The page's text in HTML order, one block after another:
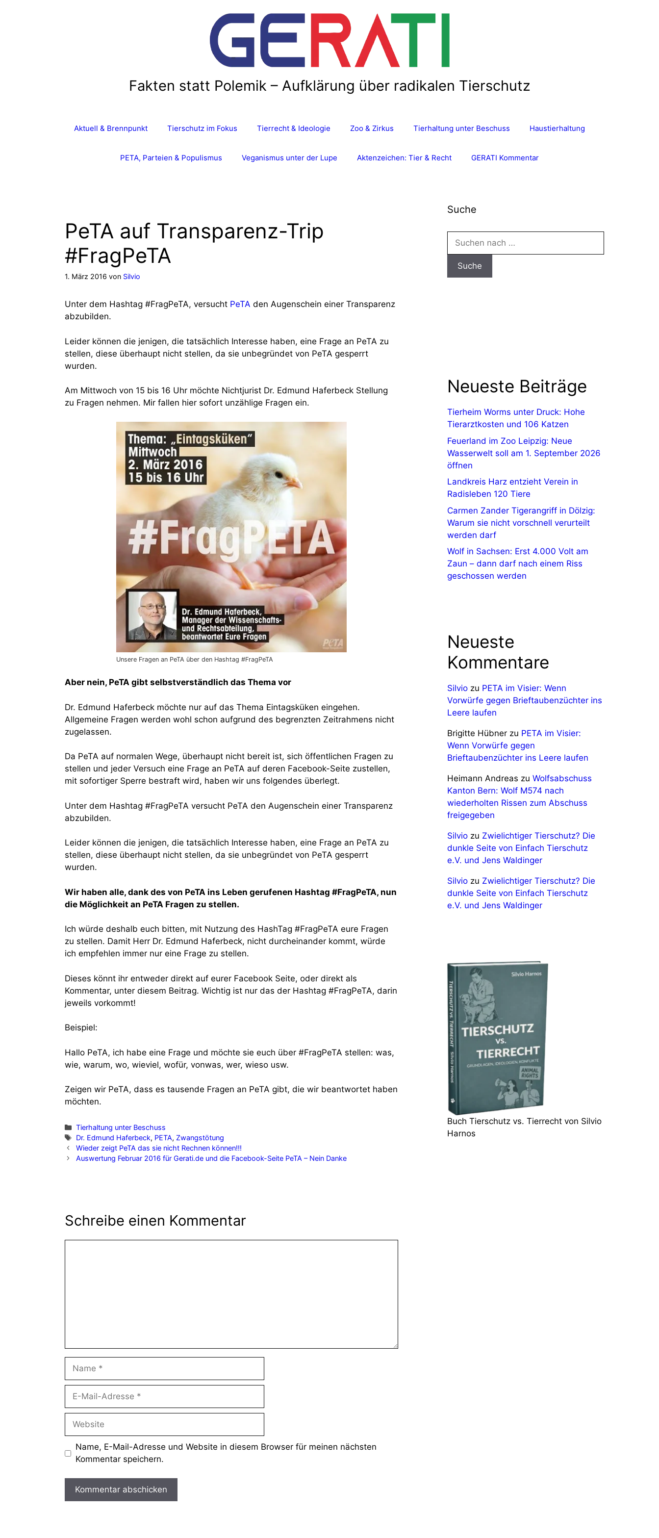
Fakten statt Polemik – Aufklärung über radikalen Tierschutz
Aktuell & Brennpunkt Tierschutz im Fokus Tierrecht & Ideologie Zoo & Zirkus Tierhaltung unter Beschuss Haustierhaltung
PETA, Parteien & Populismus Veganismus unter der Lupe Aktenzeichen: Tier & Recht GERATI Kommentar
PeTA auf Transparenz-Trip
#FragPeTA
1. März 2016 von Silvio
Unter dem Hashtag #FragPeTA, versucht PeTA den Augenschein einer Transparenz
abzubilden.
Leider können die jenigen, die tatsächlich Interesse haben, eine Frage an PeTA zu
stellen, diese überhaupt nicht stellen, da sie unbegründet von PeTA gesperrt
wurden.
Am Mittwoch von 15 bis 16 Uhr möchte Nichtjurist Dr. Edmund Haferbeck Stellung
zu Fragen nehmen. Mir fallen hier sofort unzählige Fragen ein.
Unsere Fragen an PeTA über den Hashtag #FragPeTA
Aber nein, PeTA gibt selbstverständlich das Thema vor
Dr. Edmund Haferbeck möchte nur auf das Thema Eintagsküken eingehen.
Allgemeine Fragen werden wohl schon aufgrund des begrenzten Zeitrahmens nicht
zugelassen.
Da PeTA auf normalen Wege, überhaupt nicht bereit ist, sich öffentlichen Fragen zu
stellen und jeder Versuch eine Frage an PeTA auf deren Facebook-Seite zustellen,
mit sofortiger Sperre bestraft wird, haben wir uns folgendes überlegt.
Unter dem Hashtag #FragPeTA versucht PeTA den Augenschein einer Transparenz
abzubilden.
Leider können die jenigen, die tatsächlich Interesse haben, eine Frage an PeTA zu
stellen, diese überhaupt nicht stellen, da sie unbegründet von PeTA gesperrt
wurden.
Wir haben alle, dank des von PeTA ins Leben gerufenen Hashtag #FragPeTA, nun
die Möglichkeit an PeTA Fragen zu stellen.
Ich würde deshalb euch bitten, mit Nutzung des HashTag #FragPeTA eure Fragen
zu stellen. Damit Herr Dr. Edmund Haferbeck, nicht durcheinander kommt, würde
ich empfehlen immer nur eine Frage zu stellen.
Dieses könnt ihr entweder direkt auf eurer Facebook Seite, oder direkt als
Kommentar, unter diesem Beitrag. Wichtig ist nur das der Hashtag #FragPeTA, darin
jeweils vorkommt!
Beispiel:
Hallo PeTA, ich habe eine Frage und möchte sie euch über #FragPeTA stellen: was,
wie, warum, wo, wieviel, wofür, vonwas, wer, wieso usw.
Zeigen wir PeTA, dass es tausende Fragen an PeTA gibt, die wir beantwortet haben
möchten.
Tierhaltung unter Beschuss
Dr. Edmund Haferbeck, PETA, Zwangstötung
Wieder zeigt PeTA das sie nicht Rechnen können!!!
Auswertung Februar 2016 für Gerati.de und die Facebook-Seite PeTA – Nein Danke
Schreibe einen Kommentar
Name, E-Mail-Adresse und Website in diesem Browser für meinen nächsten
Kommentar speichern.
Suche
Neueste Beiträge
Tierheim Worms unter Druck: Hohe
Tierarztkosten und 106 Katzen
Feuerland im Zoo Leipzig: Neue
Wasserwelt soll am 1. September 2026
öffnen
Landkreis Harz entzieht Verein in
Radisleben 120 Tiere
Carmen Zander Tigerangriff in Dölzig:
Warum sie nicht vorschnell verurteilt
werden darf
Wolf in Sachsen: Erst 4.000 Volt am
Zaun – dann darf nach einem Riss
geschossen werden
Neueste
Kommentare
Silvio zu PETA im Visier: Wenn
Vorwürfe gegen Brieftaubenzüchter ins
Leere laufen
Brigitte Hübner zu PETA im Visier:
Wenn Vorwürfe gegen
Brieftaubenzüchter ins Leere laufen
Heimann Andreas zuWolfsabschuss
Kanton Bern: Wolf M574 nach
wiederholten Rissen zum Abschuss
freigegeben
Silvio zu Zwielichtiger Tierschutz? Die
dunkle Seite von Einfach Tierschutz
e.V. und Jens Waldinger
Silvio zu Zwielichtiger Tierschutz? Die
dunkle Seite von Einfach Tierschutz
e.V. und Jens Waldinger
Buch Tierschutz vs. Tierrecht von Silvio
Harnos